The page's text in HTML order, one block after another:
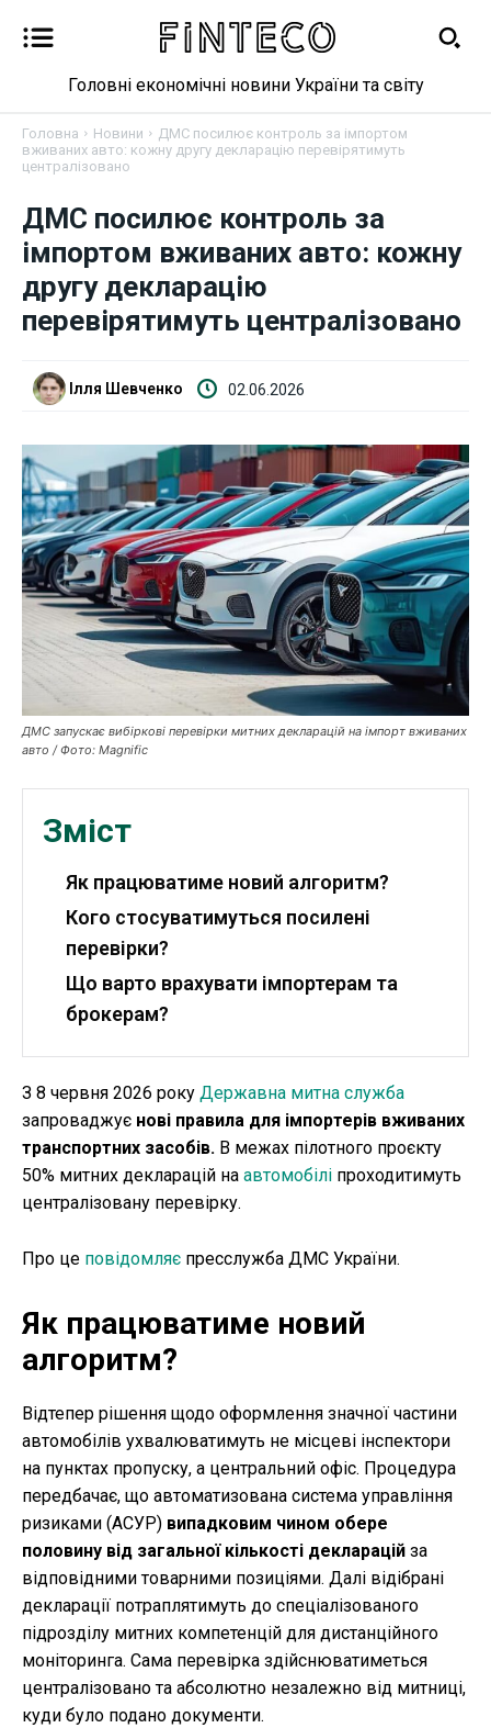
Новини
Бізнес
Фінанси
Валютний ринок
Криптовалюта
Робота і освіта
Публікації
ФОП
Курс валют
Ми в соц. мережах
Головні економічні новини України та світу
Головна Новини
ДМС посилює контроль за імпортом
вживаних авто: кожну другу декларацію перевірятимуть
централізовано
ДМС посилює контроль за
імпортом вживаних авто: кожну
другу декларацію
перевірятимуть централізовано
Ілля Шевченко 02.06.2026
ДМС запускає вибіркові перевірки митних декларацій на імпорт вживаних
авто / Фото: Magnific
Зміст
Як працюватиме новий алгоритм?
Кого стосуватимуться посилені
перевірки?
Що варто врахувати імпортерам та
брокерам?
З 8 червня 2026 року Державна митна служба
запроваджує нові правила для імпортерів вживаних
транспортних засобів. В межах пілотного проєкту
50% митних декларацій на автомобілі проходитимуть
централізовану перевірку.
Про це повідомляє пресслужба ДМС України.
Як працюватиме новий
алгоритм?
Відтепер рішення щодо оформлення значної частини
автомобілів ухвалюватимуть не місцеві інспектори
на пунктах пропуску, а центральний офіс. Процедура
передбачає, що автоматизована система управління
ризиками (АСУР) випадковим чином обере
половину від загальної кількості декларацій за
відповідними товарними позиціями. Далі відібрані
декларації потраплятимуть до спеціалізованого
підрозділу митних компетенцій для дистанційного
моніторинга. Сама перевірка здійснюватиметься
централізовано та абсолютно незалежно від митниці,
куди було подано документи.